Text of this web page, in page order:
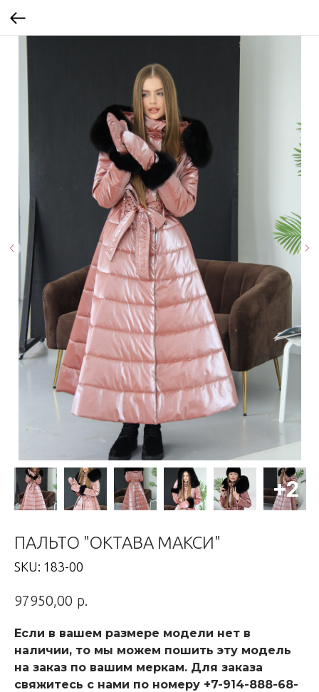
ПАЛЬТО "ОКТАВА МАКСИ"
SKU: 183-00
97950,00 р.
Если в вашем размере модели нет в
наличии, то мы можем пошить эту модель
на заказ по вашим меркам. Для заказа
свяжитесь с нами по номеру +7-914-888-68-